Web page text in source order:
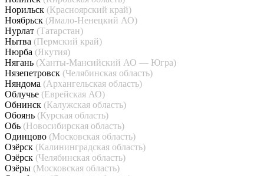
Норильск (Красноярский край)
Ноябрьск (Ямало-Ненецкий АО)
Нурлат (Татарстан)
Нытва (Пермский край)
Нюрба (Якутия)
Нягань (Ханты-Мансийский АО — Югра)
Нязепетровск (Челябинская область)
Няндома (Архангельская область)
Облучье (Еврейская АО)
Обнинск (Калужская область)
Обоянь (Курская область)
Обь (Новосибирская область)
Одинцово (Московская область)
Озёрск (Калининградская область)
Озёрск (Челябинская область)
Озёры (Московская область)